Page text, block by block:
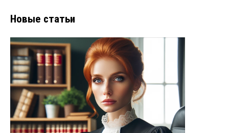
Новые статьи